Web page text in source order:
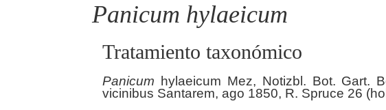
Panicum hylaeicum
Tratamiento taxonómico
Panicum hylaeicum Mez, Notizbl. Bot. Gart.
vicinibus Santarem, ago 1850, R. Spruce 26